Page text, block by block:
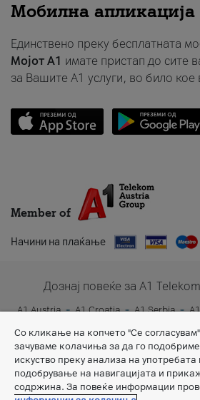
Мобилна апликација
Единствено преку бесплатната
Мојот A1 имате пристап до сите
за Вашите A1 услуги, во било кое
Member of
Начини на плаќање
Дознај повеќе за A1
A1 Austria A1 Croatia A1 Serbia
Со кликање на копчето "Се
зачуваме колачиња за да го
искуство преку анализа на
подобрување на навигацијата и
содржина. За повеќе информации